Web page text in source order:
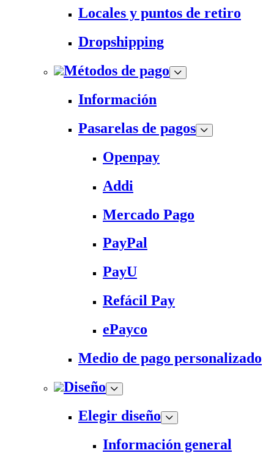
Locales y puntos de retiro
Dropshipping
Métodos de pago
Información
Pasarelas de pagos
Openpay
Addi
Mercado Pago
PayPal
PayU
Refácil Pay
ePayco
Medio de pago personalizado
Diseño
Elegir diseño
Información general